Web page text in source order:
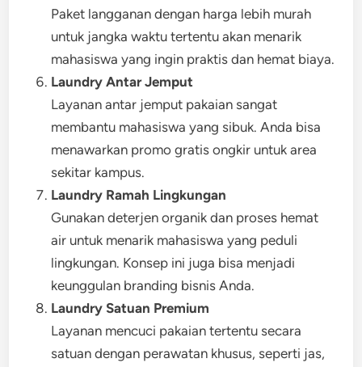
Paket langganan dengan harga lebih murah
untuk jangka waktu tertentu akan menarik
mahasiswa yang ingin praktis dan hemat biaya.
Laundry Antar Jemput
Layanan antar jemput pakaian sangat
membantu mahasiswa yang sibuk. Anda bisa
menawarkan promo gratis ongkir untuk area
sekitar kampus.
Laundry Ramah Lingkungan
Gunakan deterjen organik dan proses hemat
air untuk menarik mahasiswa yang peduli
lingkungan. Konsep ini juga bisa menjadi
keunggulan branding bisnis Anda.
Laundry Satuan Premium
Layanan mencuci pakaian tertentu secara
satuan dengan perawatan khusus, seperti jas,